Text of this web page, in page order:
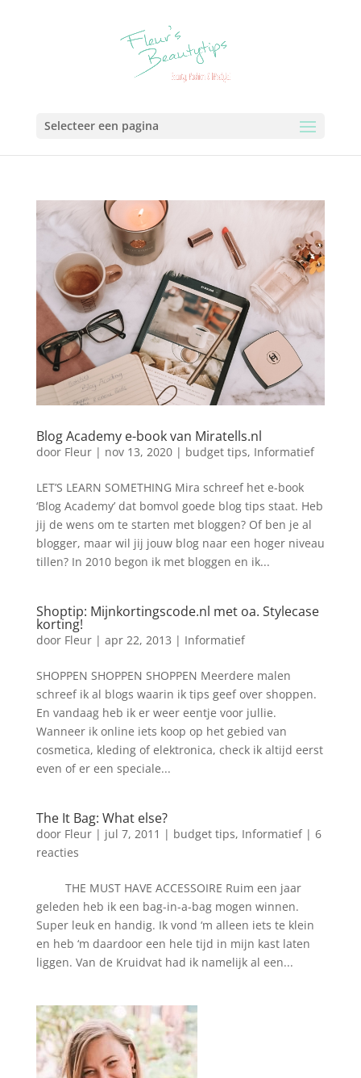
Selecteer een pagina
Blog Academy e-book van Miratells.nl
door Fleur| nov 13, 2020| budget tips, Informatief
LET’S LEARN SOMETHING Mira schreef het e-book
‘Blog Academy’ dat bomvol goede blog tips staat. Heb
jij de wens om te starten met bloggen? Of ben je al
blogger, maar wil jij jouw blog naar een hoger niveau
tillen? In 2010 begon ik met bloggen en ik...
Shoptip: Mijnkortingscode.nl met oa. Stylecase
korting!
door Fleur| apr 22, 2013 | Informatief
SHOPPEN SHOPPEN SHOPPEN Meerdere malen
schreef ik al blogs waarin ik tips geef over shoppen.
En vandaag heb ik er weer eentje voor jullie.
Wanneer ik online iets koop op het gebied van
cosmetica, kleding of elektronica, check ik altijd eerst
even of er een speciale...
The It Bag: What else?
door Fleur| jul 7, 2011 | budget tips, Informatief| 6
reacties
THE MUST HAVE ACCESSOIRE Ruim een jaar
geleden heb ik een bag-in-a-bag mogen winnen.
Super leuk en handig. Ik vond ‘m alleen iets te klein
en heb ‘m daardoor een hele tijd in mijn kast laten
liggen. Van de Kruidvat had ik namelijk al een...